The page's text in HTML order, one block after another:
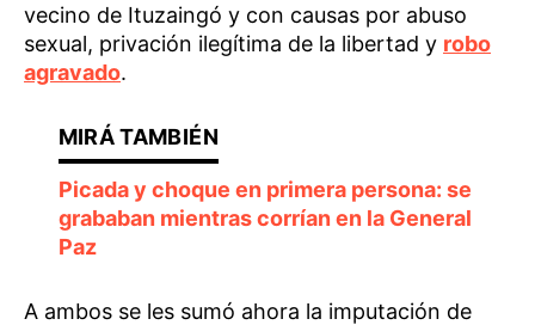
vecino de Ituzaingó y con causas por abuso
sexual, privación ilegítima de la libertad y robo
agravado.
Picada y choque en primera persona: se
grababan mientras corrían en la General
Paz
A ambos se les sumó ahora la imputación de